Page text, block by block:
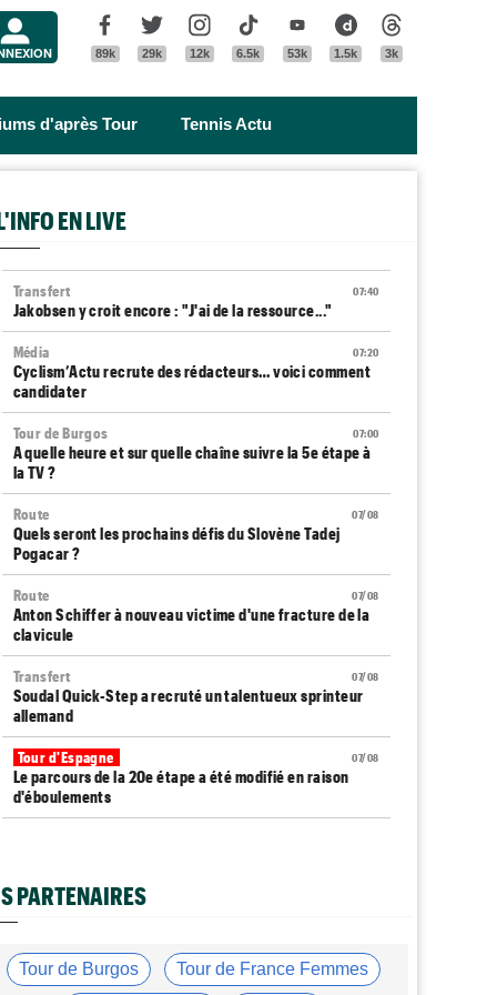
Facebook
89k
Twitter
29k
Instagram
12k
Tik Tok
6.5k
Youtube
53k
Dailymotion
1.5k 3k
d'après Tour Tennis Actu
EN LIVE
07:40
Transfert
Jakobsen y croit encore : "J'ai de la ressource..."
07:20
Média
Cyclism’Actu recrute des rédacteurs… voici comment
candidater
07:00
Tour de Burgos
A quelle heure et sur quelle chaîne suivre la 5e étape à
la TV ?
07/08
Route
Quels seront les prochains défis du Slovène Tadej
Pogacar ?
07/08
Route
Anton Schiffer à nouveau victime d'une fracture de la
clavicule
07/08
Transfert
Soudal Quick-Step a recruté un talentueux sprinteur
allemand
07/08
Tour d'Espagne
Le parcours de la 20e étape a été modifié en raison
d'éboulements
Route
16 août !
PARTENAIRES
Tour de Burgos Tour de France Femmes